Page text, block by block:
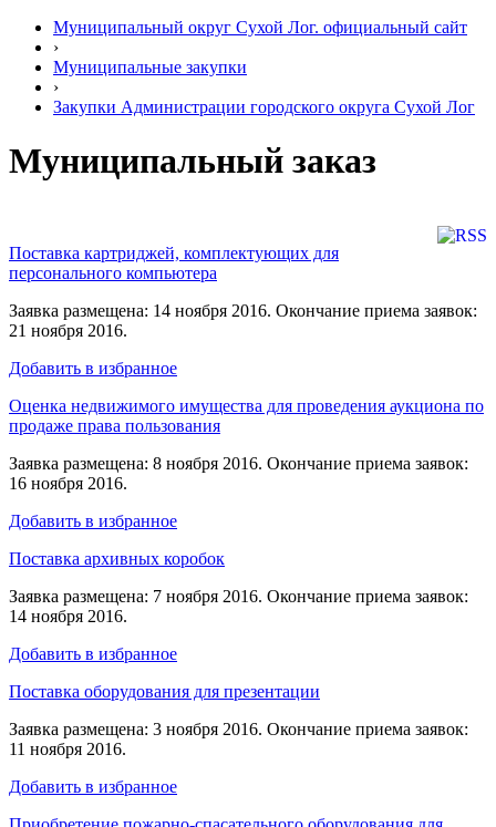
Муниципальный округ Сухой Лог. официальный сайт
›
Муниципальные закупки
›
Закупки Администрации городского округа Сухой Лог
Муниципальный заказ
Поставка картриджей, комплектующих для
персонального компьютера
Заявка размещена: 14 ноября 2016. Окончание приема заявок:
21 ноября 2016.
Добавить в избранное
Оценка недвижимого имущества для проведения аукциона по
продаже права пользования
Заявка размещена: 8 ноября 2016. Окончание приема заявок:
16 ноября 2016.
Добавить в избранное
Поставка архивных коробок
Заявка размещена: 7 ноября 2016. Окончание приема заявок:
14 ноября 2016.
Добавить в избранное
Поставка оборудования для презентации
Заявка размещена: 3 ноября 2016. Окончание приема заявок:
11 ноября 2016.
Добавить в избранное